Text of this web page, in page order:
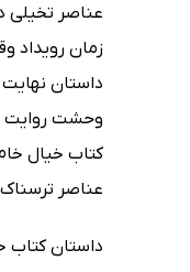
عناصر تخیلی
زمان رویداد
داستان نهایت
وحشت روایت
کتاب خیال
عناصر
داستان کتاب